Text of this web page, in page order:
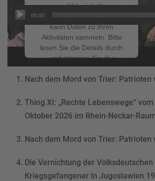
um Videoinhalte
einzubetten. Dieser Service
kann Daten zu Ihren
Aktivitäten sammeln. Bitte
lesen Sie die Details durch
und stimmen Sie der
Nutzung des Service zu, um
dieses Video anzusehen.
Mehr Informationen
Consent Management
&
00:00
NEUESTE BEITRÄGE
Nach dem Mord von Trier: Patrioten
Thing XI: „Rechte Lebenswege“
Oktober 2026 im Rhein-Neckar-
Nach dem Mord von Trier: Patrioten
Die Vernichtung der
Kriegsgefangener in Jugoslawien